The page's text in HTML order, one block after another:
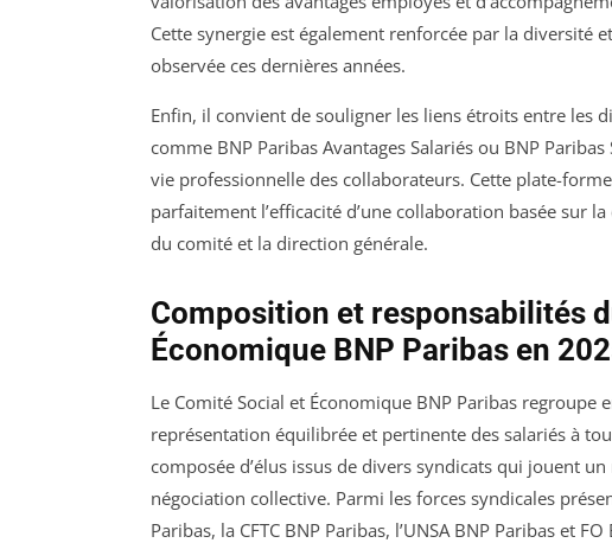
Cette synergie est également renforcée par la diversité
observée ces dernières années.
Enfin, il convient de souligner les liens étroits entre les
comme BNP Paribas Avantages Salariés ou BNP
vie professionnelle des collaborateurs. Cette plate-
parfaitement l’efficacité d’une collaboration basée sur
du comité et la direction générale.
Composition et responsabilités
Économique BNP Paribas en
Le Comité Social et Économique BNP Paribas
représentation équilibrée et pertinente des salariés à
composée d’élus issus de divers syndicats qui jouent
négociation collective. Parmi les forces syndicales
Paribas, la CFTC BNP Paribas, l’UNSA BNP Paribas et